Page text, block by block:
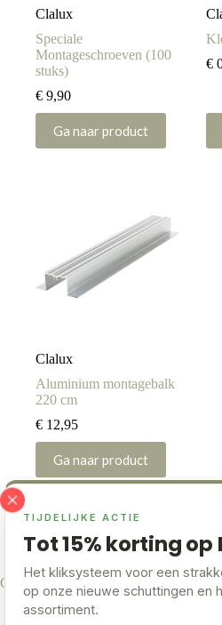
TIJDELIJKE ACTIE
Tot 15% korting op
Het kliksysteem voor een
op onze nieuwe schuttingen en
assortiment.
Clalux
Speciale
Montageschroeven (100
stuks)
€ 9,90
Ga naar product
€
Dit
Clalux
Aluminium montagebalk
220 cm
€ 12,95
Ga naar product
Gevelbekleding accessoires
Derde generatie composiet